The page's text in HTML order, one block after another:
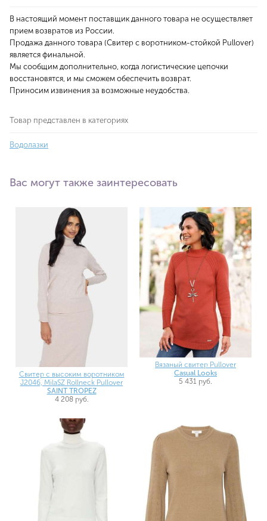
В настоящий момент поставщик данного товара не осуществляет
прием возвратов из России.
Продажа данного товара (Свитер с воротником-стойкой Pullover)
является финальной.
Мы сообщим дополнительно, когда логистические цепочки
восстановятся, и мы сможем обеспечить возврат.
Приносим извинения за возможные неудобства.
Товар представлен в категориях
Водолазки
Вас могут также заинтересовать
Свитер с высоким воротником
J2046, MilaSZ Rollneck Pullover
SAINT TROPEZ
4 208 руб.
Вязаный свитер Pullover
Casual Looks
5 431 руб.